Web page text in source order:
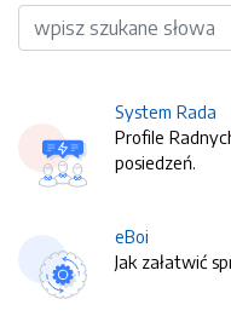
Wyszukiwarka
System Rada
Profile
posiedzeń.
eBoi
Jak załatwić